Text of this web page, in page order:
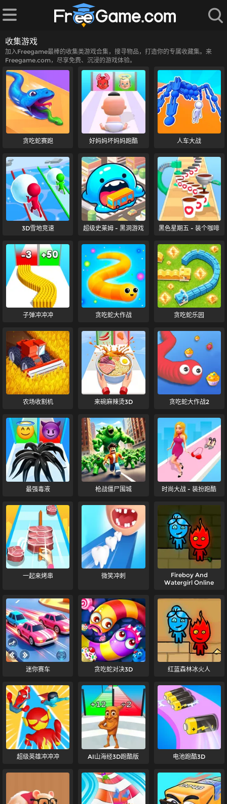
收集游戏
加入Freegame最棒的收集类游戏合集，搜寻物品，打造你的专属收藏集。来
Freegame.com，尽享免费、沉浸的游戏体验。
贪吃蛇赛跑 好妈妈坏妈妈跑酷 人车大战
3D雪地竞速 超级史莱姆 - 黑洞游戏 黑色星期五 - 装个咖啡
子弹冲冲冲 贪吃蛇大作战 贪吃蛇乐园
农场收割机 来碗麻辣烫3D 贪吃蛇大作战2
最强毒液 枪战僵尸围城 时尚大战 - 装扮跑酷
一起来烤串 微笑冲刺
Fireboy And
Watergirl Online
迷你赛车 贪吃蛇对决3D 红蓝森林冰火人
超级英雄冲冲冲 AI山海经3D跑酷版 电池跑酷3D